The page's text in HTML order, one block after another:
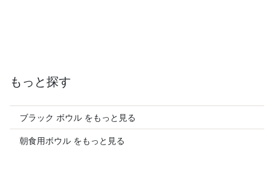
もっと探す
ブラック ボウル をもっと見る
朝食用ボウル をもっと見る